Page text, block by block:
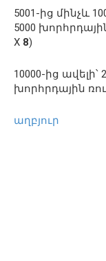
5001-ից մինչև
5000
X 8)
10000-ից ավելի՝
խորհրդային
աղբյուր